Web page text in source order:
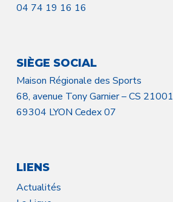
04 74 19 16 16
SIÈGE SOCIAL
Maison Régionale des Sports
68, avenue Tony Garnier – CS 21001
69304 LYON Cedex 07
LIENS
Actualités